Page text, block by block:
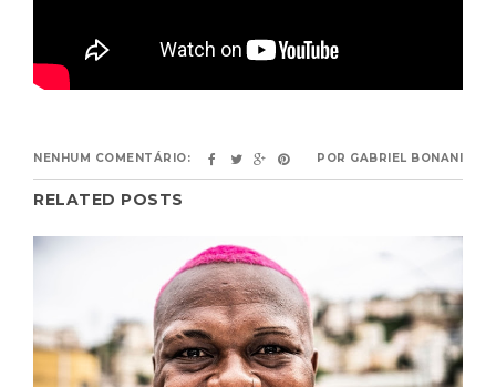
NENHUM COMENTÁRIO: POR GABRIEL BONANI
RELATED POSTS